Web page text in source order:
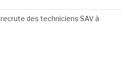
des techniciens SAV à